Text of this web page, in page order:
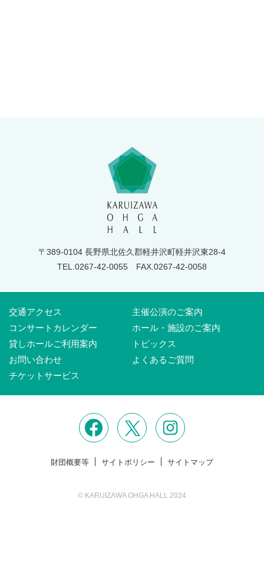
〒389-0104 長野県北佐久郡軽井沢町軽井沢東28-4
TEL.0267-42-0055 FAX.0267-42-0058
交通アクセス
主催公演のご案内
コンサートカレンダー
ホール・施設のご案内
貸しホールご利用案内
トピックス
お問い合わせ
よくあるご質問
チケットサービス
財団概要等 サイトポリシー サイトマップ
© KARUIZAWA OHGA HALL 2024